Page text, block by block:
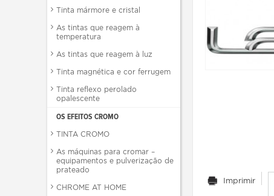
Tinta mármore e cristal
As tintas que reagem à
temperatura
As tintas que reagem à luz
Tinta magnética e cor ferrugem
Tinta reflexo perolado
opalescente
OS EFEITOS CROMO
TINTA CROMO
As máquinas para cromar –
equipamentos e pulverização de
prateado
CHROME AT HOME
Imprimir